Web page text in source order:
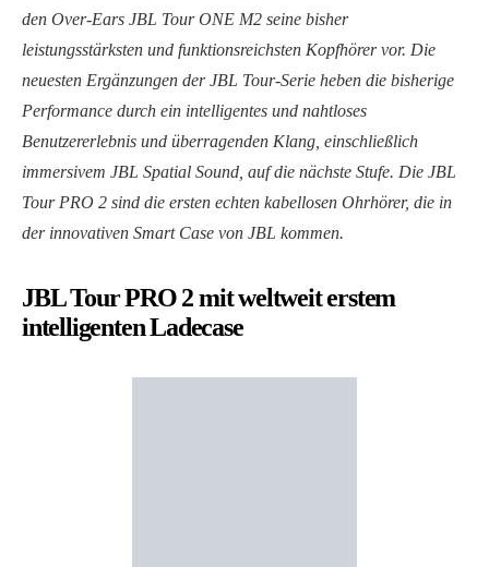
den Over-Ears JBL Tour ONE M2 seine bisher
leistungsstärksten und funktionsreichsten Kopfhörer vor. Die
neuesten Ergänzungen der JBL Tour-Serie heben die bisherige
Performance durch ein intelligentes und nahtloses
Benutzererlebnis und überragenden Klang, einschließlich
immersivem JBL Spatial Sound, auf die nächste Stufe. Die JBL
Tour PRO 2 sind die ersten echten kabellosen Ohrhörer, die in
der innovativen Smart Case von JBL kommen.
JBL Tour PRO 2 mit weltweit erstem
intelligenten Ladecase